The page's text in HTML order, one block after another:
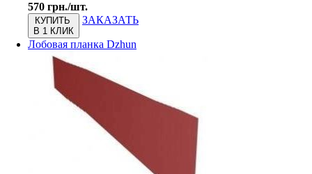
570 грн./шт.
КУПИТЬ
В 1 КЛИК
ЗАКАЗАТЬ
Лобовая планка Dzhun